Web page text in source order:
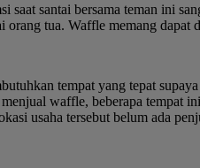
saat santai bersama teman ini
orang tua. Waffle memang
tempat yang tepat
waffle, beberapa tempat
usaha tersebut belum ada